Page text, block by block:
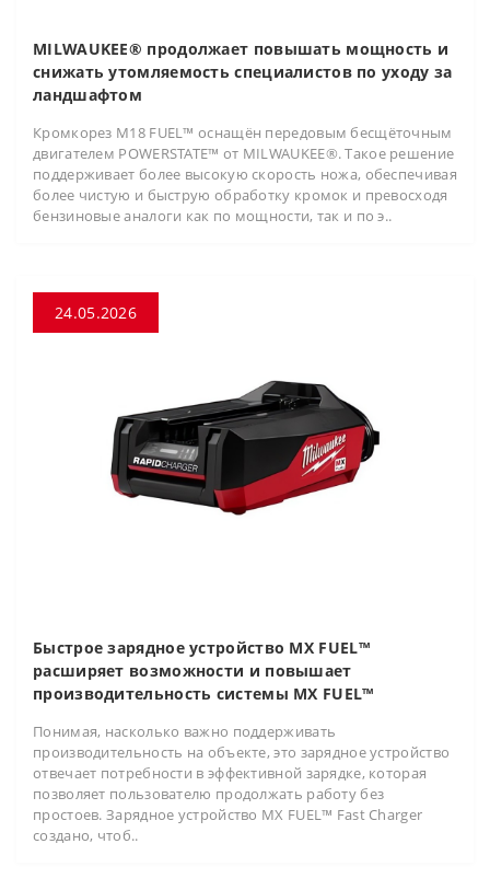
MILWAUKEE® продолжает повышать мощность и
снижать утомляемость специалистов по уходу за
ландшафтом
Кромкорез M18 FUEL™ оснащён передовым бесщёточным
двигателем POWERSTATE™ от MILWAUKEE®. Такое решение
поддерживает более высокую скорость ножа, обеспечивая
более чистую и быструю обработку кромок и превосходя
бензиновые аналоги как по мощности, так и по э..
24.05.2026
Быстрое зарядное устройство MX FUEL™
расширяет возможности и повышает
производительность системы MX FUEL™
Понимая, насколько важно поддерживать
производительность на объекте, это зарядное устройство
отвечает потребности в эффективной зарядке, которая
позволяет пользователю продолжать работу без
простоев. Зарядное устройство MX FUEL™ Fast Charger
создано, чтоб..